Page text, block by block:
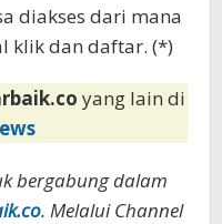
diakses dari mana
klik dan daftar. (*)
yang lain di
bergabung dalam
. Melalui Channel